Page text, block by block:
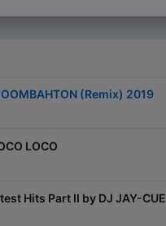
(Remix) 2019
LOCO
Hits Part II by DJ JAY-CUE